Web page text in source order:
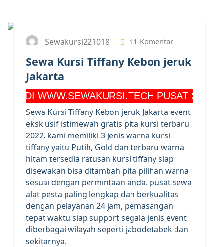
Sewakursi221018 11 Komentar
Sewa Kursi Tiffany Kebon jeruk
Jakarta
PUSAT SEWA
Sewa Kursi Tiffany Kebon jeruk Jakarta event
eksklusif istimewah gratis pita kursi terbaru
2022. kami memiliki 3 jenis warna kursi
tiffany yaitu Putih, Gold dan terbaru warna
hitam tersedia ratusan kursi tiffany siap
disewakan bisa ditambah pita pilihan warna
sesuai dengan permintaan anda. pusat sewa
alat pesta paling lengkap dan berkualitas
dengan pelayanan 24 jam, pemasangan
tepat waktu siap support segala jenis event
diberbagai wilayah seperti jabodetabek dan
sekitarnya.